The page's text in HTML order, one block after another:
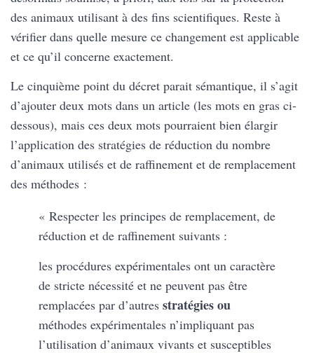
des animaux utilisant à des fins scientifiques. Reste à
vérifier dans quelle mesure ce changement est applicable
et ce qu’il concerne exactement.
Le cinquième point du décret parait sémantique, il s’agit
d’ajouter deux mots dans un article (les mots en gras ci-
dessous), mais ces deux mots pourraient bien élargir
l’application des stratégies de réduction du nombre
d’animaux utilisés et de raffinement et de remplacement
des méthodes :
« Respecter les principes de remplacement, de
réduction et de raffinement suivants :
les procédures expérimentales ont un caractère
de stricte nécessité et ne peuvent pas être
remplacées par d’autres stratégies ou
méthodes expérimentales n’impliquant pas
l’utilisation d’animaux vivants et susceptibles